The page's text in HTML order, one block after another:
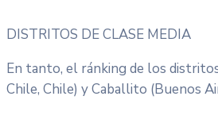
DISTRITOS DE CLASE MEDIA
En tanto, el ránking de los
Chile, Chile) y Caballito (Buenos